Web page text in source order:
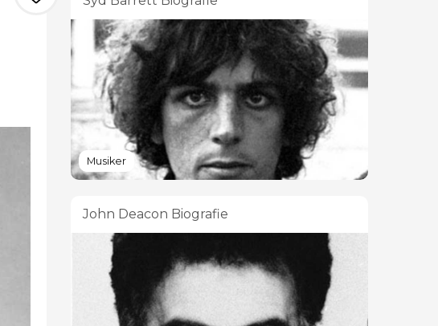
Musiker
John Deacon Biografie